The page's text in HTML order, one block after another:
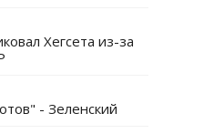
Хегсета из-за
- Зеленский